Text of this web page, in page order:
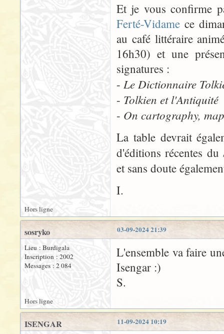
Et je vous confirme
Ferté-Vidame ce
au café littéraire
16h30) et une
signatures :
- Le Dictionnaire
- Tolkien et l'Antiquité
- On cartography,
La table devrait
d'éditions récentes du
et sans doute
I.
Hors ligne
03-09-2024 21:39
sosryko
Lieu : Burdigala
Inscription : 2002
Messages : 2 084
L'ensemble va faire
Isengar :)
S.
Hors ligne
11-09-2024 10:19
ISENGAR